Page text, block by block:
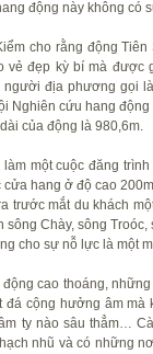
động này không có
cho rằng động
đẹp kỳ bí mà được
địa phương gọi là
Nghiên cứu hang
của động là 980,6m.
một cuộc đăng
hang ở độ cao
trước mắt du khách
Chày, sông Troóc,
cho sự nỗ lực là một
cao thoáng,
cộng hưởng âm mà
ty nào sâu thẳm…
nhũ và có những